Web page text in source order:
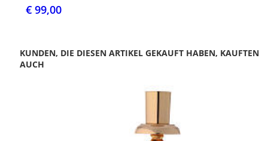
€ 99,00
KUNDEN, DIE DIESEN ARTIKEL GEKAUFT HABEN, KAUFTEN
AUCH